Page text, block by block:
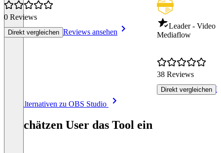
0 Reviews
Direkt vergleichen Reviews ansehen
Leader - Video
Mediaflow
38 Reviews
Direkt vergleichen
Alle Alternativen zu OBS Studio
So schätzen User das Tool ein